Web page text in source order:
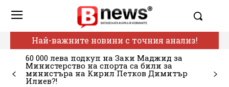
Най-важните новини с точния анализ!
60 000 лева подкуп на Заки Маджид за
Министерство на спорта са били за
министъра на Кирил Петков Димитър
Илиев?!